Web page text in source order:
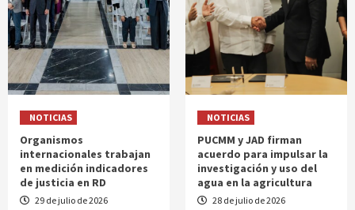
NOTICIAS
Organismos
internacionales trabajan
en medición indicadores
de justicia en RD
29 de julio de 2026
NOTICIAS
PUCMM y JAD firman
acuerdo para impulsar la
investigación y uso del
agua en la agricultura
28 de julio de 2026